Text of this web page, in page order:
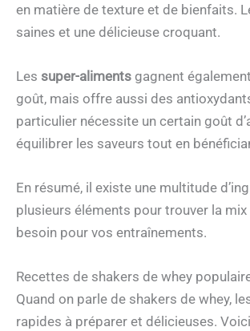
en matière de texture et de bienfaits.
saines et une délicieuse croquant.
Les super-aliments gagnent
goût, mais offre aussi des
particulier nécessite un certain goût
équilibrer les saveurs tout en
En résumé, il existe une multitude
plusieurs éléments pour trouver la
besoin pour vos entraînements.
Recettes de shakers de whey
Quand on parle de shakers de whey,
rapides à préparer et délicieuses.